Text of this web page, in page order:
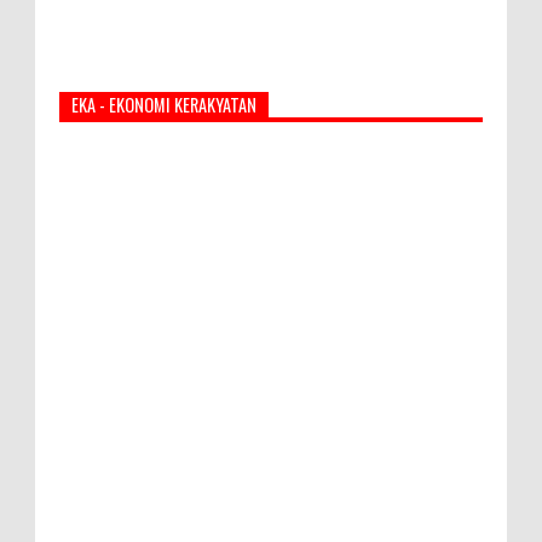
EKA - EKONOMI KERAKYATAN